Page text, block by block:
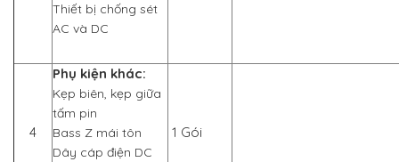
Thiết bị chống sét
AC và DC
4
Phụ kiện khác:
Kẹp biên, kẹp giữa
tấm pin
Bass Z mái tôn
Dây cáp điện DC
1 Gói